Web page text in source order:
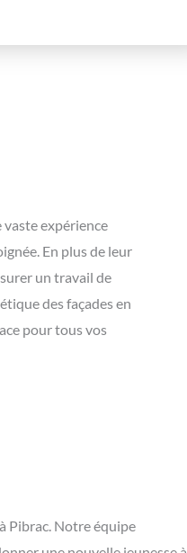
vaste expérience
En plus de leur
un travail de
des façades en
pour tous vos
Pibrac. Notre équipe